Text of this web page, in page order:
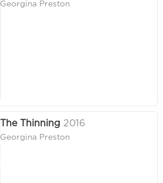
Georgina Preston
The Thinning 2016
Georgina Preston